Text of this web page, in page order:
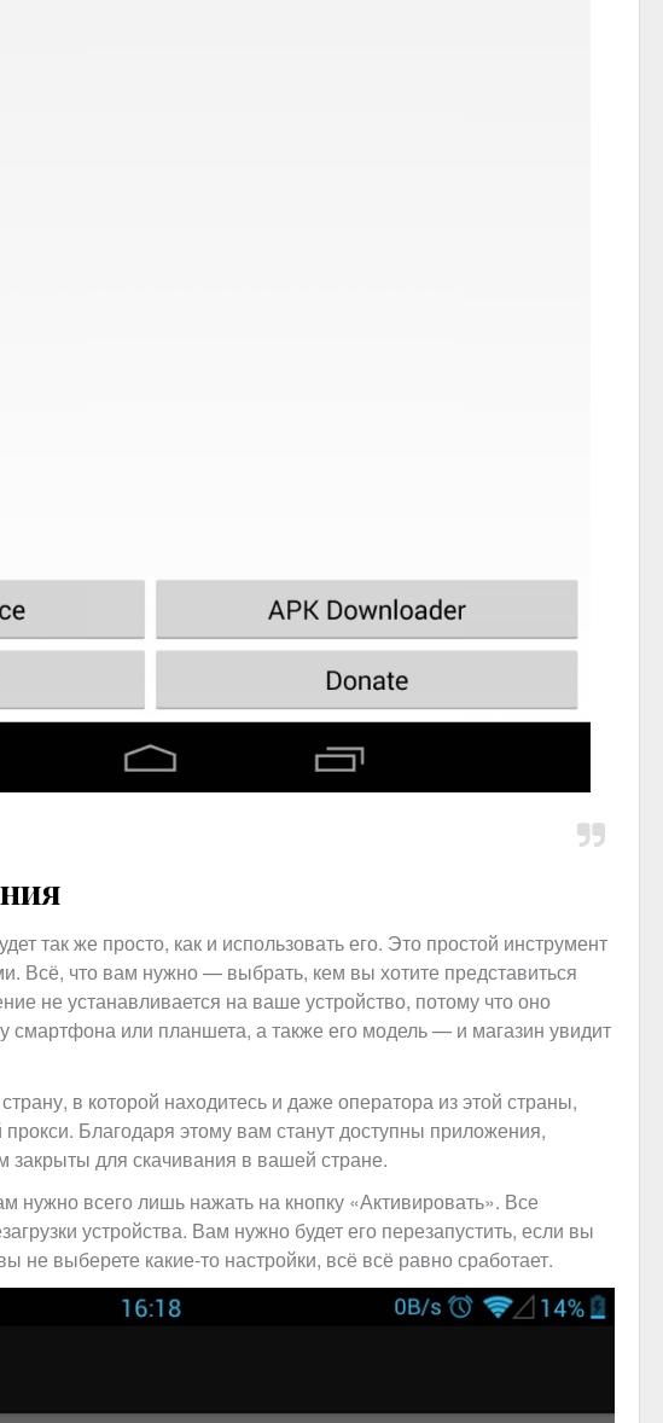
так же просто, как и использовать его. Это простой инструмент
Всё, что вам нужно — выбрать, кем вы хотите представиться
не устанавливается на ваше устройство, потому что оно
смартфона или планшета, а также его модель — и магазин увидит
в которой находитесь и даже оператора из этой страны,
Благодаря этому вам станут доступны приложения,
для скачивания в вашей стране.
всего лишь нажать на кнопку «Активировать». Все
устройства. Вам нужно будет его перезапустить, если вы
не выберете какие-то настройки, всё всё равно сработает.